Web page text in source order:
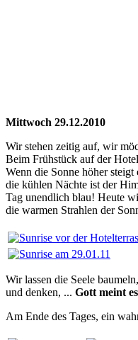
Mittwoch 29.12.2010
Wir stehen zeitig auf, wir
Beim Frühstück auf der
Wenn die Sonne höher
die kühlen Nächte ist der
Tag unendlich blau! Heute
die warmen Strahlen der
Wir lassen die Seele
und denken, ... Gott meint
Am Ende des Tages, ein